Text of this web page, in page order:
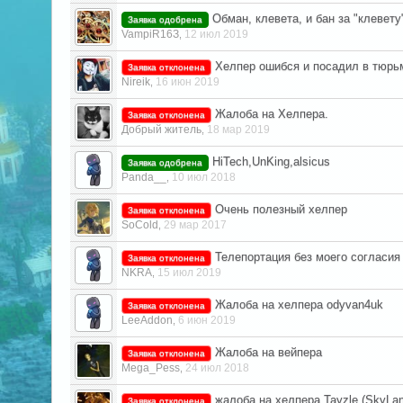
Заявка одобрена Обман, клевета, и бан за
VampiR16З 12 июл 2019
Заявка отклонена Хелпер ошибся и посадил в
Nireik 16 июн 2019
Заявка отклонена Жалоба на Хелпера.
Добрый житель 18 мар 2019
Заявка одобрена HiTech,UnKing,alsicus
Panda__ 10 июл 2018
Заявка отклонена Очень полезный хелпер
SoCold 29 мар 2017
Заявка отклонена Телепортация без моего согласия
NKRA 15 июл 2019
Заявка отклонена Жалоба на хелпера odyvan4uk
LeeAddon 6 июн 2019
Заявка отклонена Жалоба на вейпера
Mega_Pess 24 июл 2018
Заявка отклонена жалоба на хелпера Tayzle